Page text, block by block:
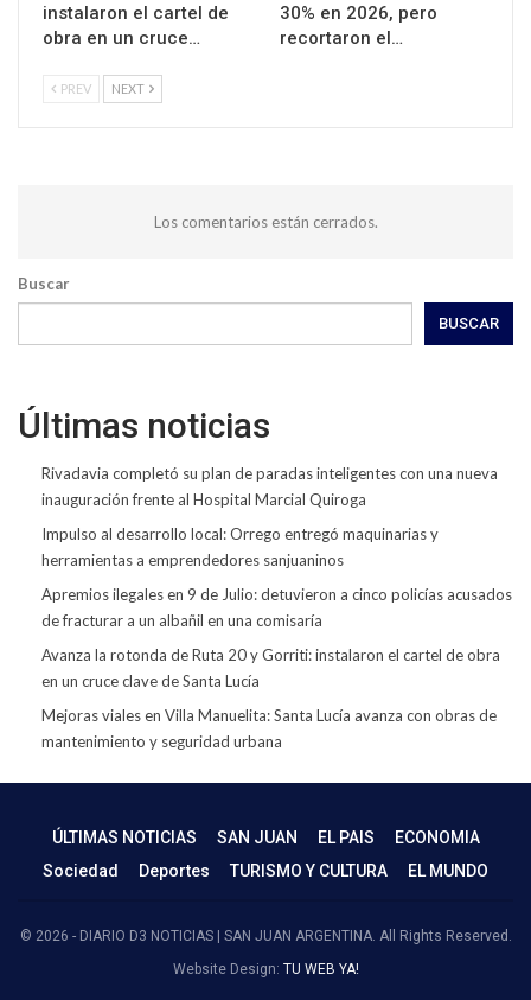
instalaron el cartel de
obra en un cruce…
30% en 2026, pero
recortaron el…
PREV NEXT
Los comentarios están cerrados.
Buscar
BUSCAR
Últimas noticias
Rivadavia completó su plan de paradas inteligentes con una nueva
inauguración frente al Hospital Marcial Quiroga
Impulso al desarrollo local: Orrego entregó maquinarias y
herramientas a emprendedores sanjuaninos
Apremios ilegales en 9 de Julio: detuvieron a cinco policías acusados
de fracturar a un albañil en una comisaría
Avanza la rotonda de Ruta 20 y Gorriti: instalaron el cartel de obra
en un cruce clave de Santa Lucía
Mejoras viales en Villa Manuelita: Santa Lucía avanza con obras de
mantenimiento y seguridad urbana
ÚLTIMAS NOTICIAS SAN JUAN EL PAIS
ECONOMIA
Sociedad
Deportes TURISMO Y CULTURA EL MUNDO
© 2026 - DIARIO D3 NOTICIAS | SAN JUAN ARGENTINA. All Rights Reserved.
Website Design: TU WEB YA!